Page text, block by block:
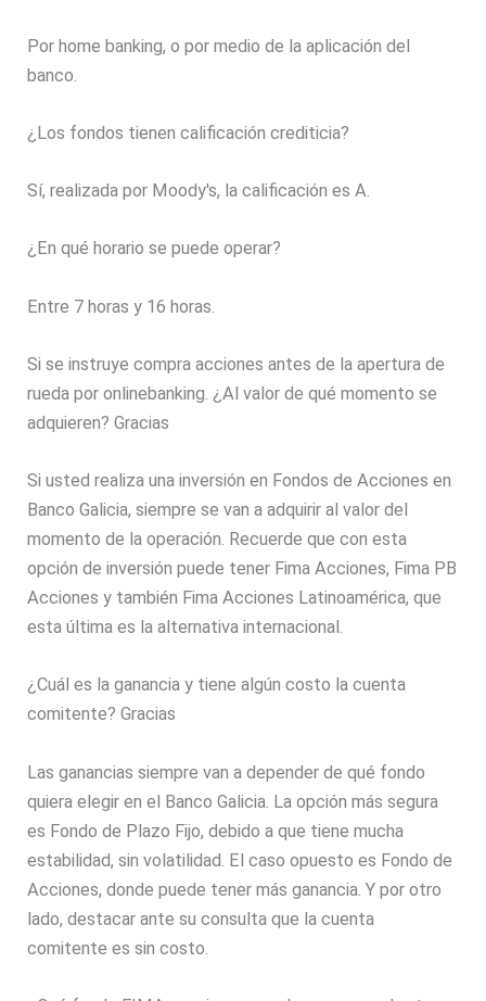
Por home banking, o por medio de la aplicación del
banco.
¿Los fondos tienen calificación crediticia?
Sí, realizada por Moody's, la calificación es A.
¿En qué horario se puede operar?
Entre 7 horas y 16 horas.
Si se instruye compra acciones antes de la apertura de
rueda por onlinebanking. ¿Al valor de qué momento se
adquieren? Gracias
Si usted realiza una inversión en Fondos de Acciones en
Banco Galicia, siempre se van a adquirir al valor del
momento de la operación. Recuerde que con esta
opción de inversión puede tener Fima Acciones, Fima PB
Acciones y también Fima Acciones Latinoamérica, que
esta última es la alternativa internacional.
¿Cuál es la ganancia y tiene algún costo la cuenta
comitente? Gracias
Las ganancias siempre van a depender de qué fondo
quiera elegir en el Banco Galicia. La opción más segura
es Fondo de Plazo Fijo, debido a que tiene mucha
estabilidad, sin volatilidad. El caso opuesto es Fondo de
Acciones, donde puede tener más ganancia. Y por otro
lado, destacar ante su consulta que la cuenta
comitente es sin costo.